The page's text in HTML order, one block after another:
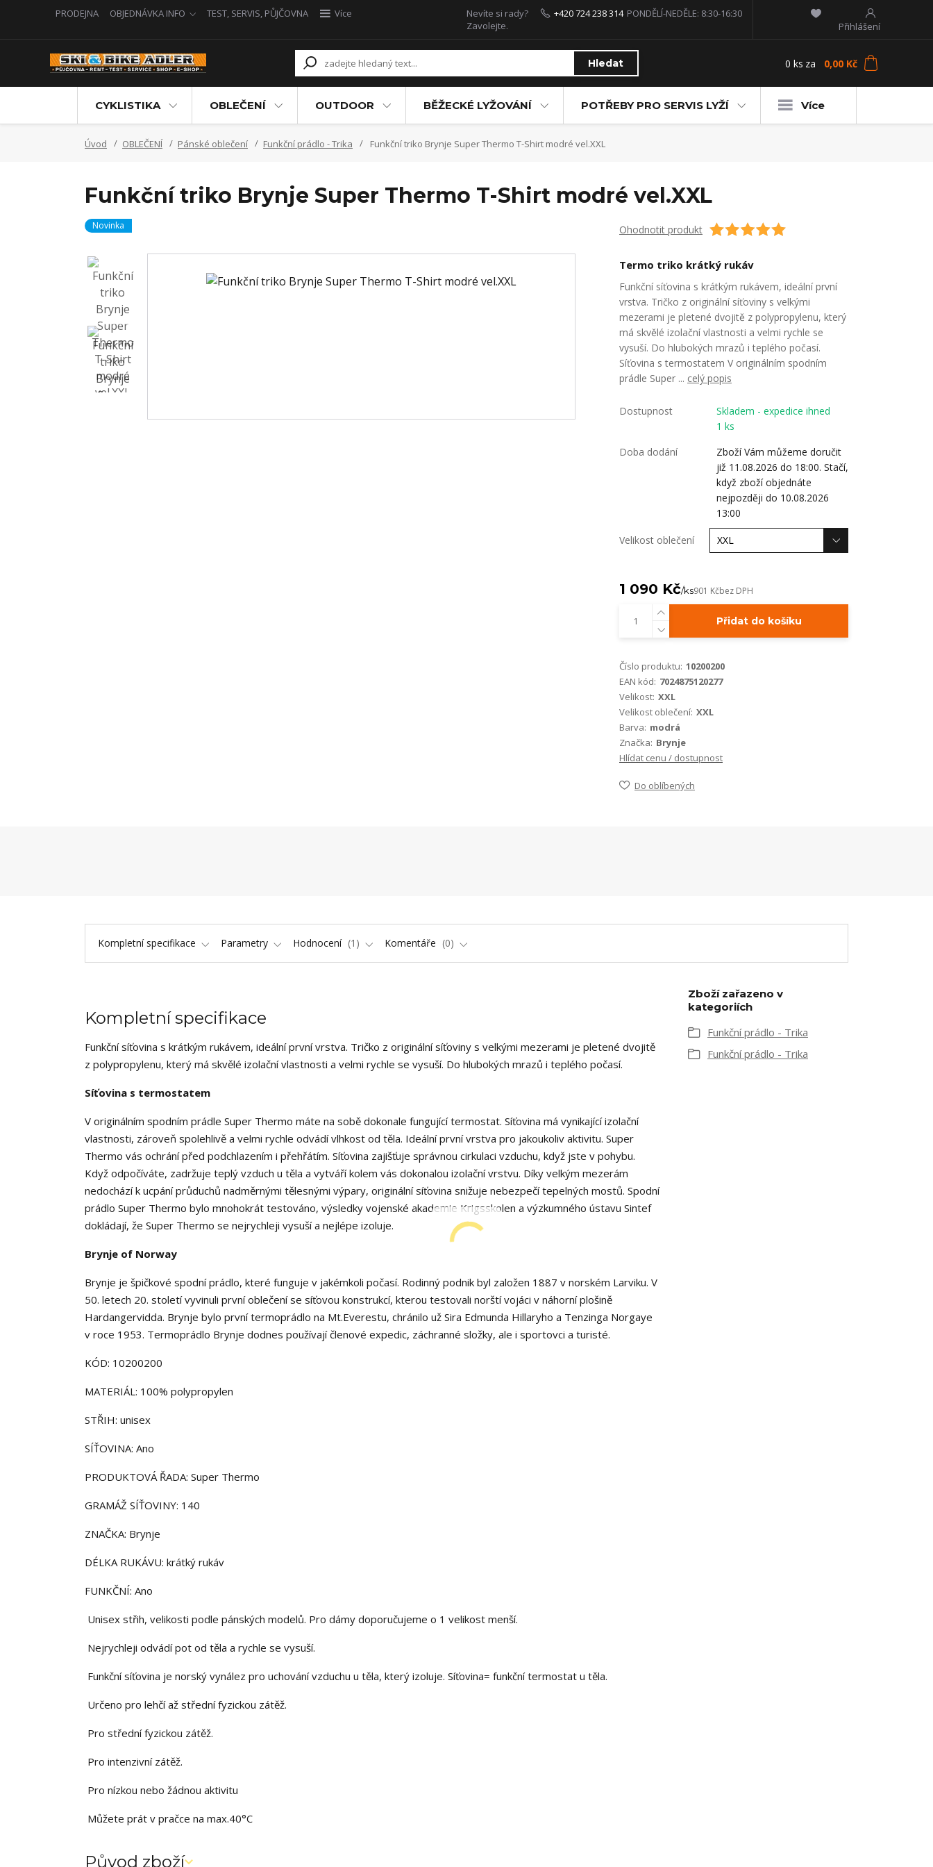
PRODEJNA OBJEDNÁVKA INFO TEST, SERVIS, PŮJČOVNA
Více
Přihlášení
Hledat
Nevíte si rady?
Zavolejte.
+420 724 238 314 PONDĚLÍ-NEDĚLE: 8:30-16:30
0 ks za 0,00 Kč
CYKLISTIKA OBLEČENÍ OUTDOOR BĚŽECKÉ LYŽOVÁNÍ POTŘEBY PRO SERVIS LYŽÍ Více
Úvod OBLEČENÍ Pánské oblečení Funkční prádlo - Trika Funkční triko Brynje Super Thermo T-Shirt modré vel.XXL
Funkční triko Brynje Super Thermo T-Shirt modré vel.XXL
Novinka Ohodnotit produkt
Termo triko krátký rukáv
Funkční síťovina s krátkým rukávem, ideální první
vrstva. Tričko z originální síťoviny s velkými
mezerami je pletené dvojitě z polypropylenu, který
má skvělé izolační vlastnosti a velmi rychle se
vysuší. Do hlubokých mrazů i teplého počasí.
Síťovina s termostatem V originálním spodním
prádle Super ... celý popis
Dostupnost
Skladem - expedice ihned
1 ks
Doba dodání
Zboží Vám můžeme doručit
již 11.08.2026 do 18:00. Stačí,
když zboží objednáte
nejpozději do 10.08.2026
13:00
Velikost oblečení
1 090 Kč/ks901 Kčbez DPH
Přidat do košíku
Číslo produktu: 10200200
EAN kód: 7024875120277
Velikost: XXL
Velikost oblečení: XXL
Barva: modrá
Značka: Brynje
Hlídat cenu / dostupnost
Do oblíbených
Kompletní specifikace Parametry Hodnocení 1 Komentáře 0
Kompletní specifikace
Funkční síťovina s krátkým rukávem, ideální první vrstva. Tričko z originální síťoviny s velkými mezerami je pletené dvojitě
z polypropylenu, který má skvělé izolační vlastnosti a velmi rychle se vysuší. Do hlubokých mrazů i teplého počasí.
Síťovina s termostatem
V originálním spodním prádle Super Thermo máte na sobě dokonale fungující termostat. Síťovina má vynikající izolační
vlastnosti, zároveň spolehlivě a velmi rychle odvádí vlhkost od těla. Ideální první vrstva pro jakoukoliv aktivitu. Super
Thermo vás ochrání před podchlazením i přehřátím. Síťovina zajišťuje správnou cirkulaci vzduchu, když jste v pohybu.
Když odpočíváte, zadržuje teplý vzduch u těla a vytváří kolem vás dokonalou izolační vrstvu. Díky velkým mezerám
nedochází k ucpání průduchů nadměrnými tělesnými výpary, originální síťovina snižuje nebezpečí tepelných mostů. Spodní
prádlo Super Thermo bylo mnohokrát testováno, výsledky vojenské akademie Krigsskolen a výzkumného ústavu Sintef
dokládají, že Super Thermo se nejrychleji vysuší a nejlépe izoluje.
Brynje of Norway
Brynje je špičkové spodní prádlo, které funguje v jakémkoli počasí. Rodinný podnik byl založen 1887 v norském Larviku. V
50. letech 20. století vyvinuli první oblečení se síťovou konstrukcí, kterou testovali norští vojáci v náhorní plošině
Hardangervidda. Brynje bylo první termoprádlo na Mt.Everestu, chránilo už Sira Edmunda Hillaryho a Tenzinga Norgaye
v roce 1953. Termoprádlo Brynje dodnes používají členové expedic, záchranné složky, ale i sportovci a turisté.
KÓD: 10200200
MATERIÁL: 100% polypropylen
STŘIH: unisex
SÍŤOVINA: Ano
PRODUKTOVÁ ŘADA: Super Thermo
GRAMÁŽ SÍŤOVINY: 140
ZNAČKA: Brynje
DÉLKA RUKÁVU: krátký rukáv
FUNKČNÍ: Ano
Unisex střih, velikosti podle pánských modelů. Pro dámy doporučujeme o 1 velikost menší.
Nejrychleji odvádí pot od těla a rychle se vysuší.
Funkční síťovina je norský vynález pro uchování vzduchu u těla, který izoluje. Síťovina= funkční termostat u těla.
Určeno pro lehčí až střední fyzickou zátěž.
Pro střední fyzickou zátěž.
Pro intenzivní zátěž.
Pro nízkou nebo žádnou aktivitu
Můžete prát v pračce na max.40°C
Původ zboží
Zboží zařazeno v
kategoriích
Funkční prádlo - Trika
Funkční prádlo - Trika